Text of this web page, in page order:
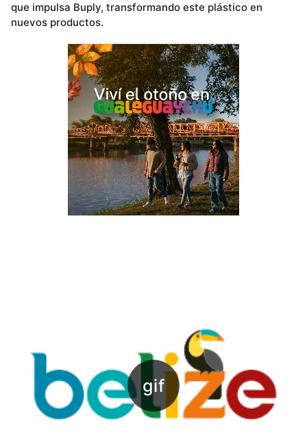
que impulsa Buply, transformando este plástico en
nuevos productos.